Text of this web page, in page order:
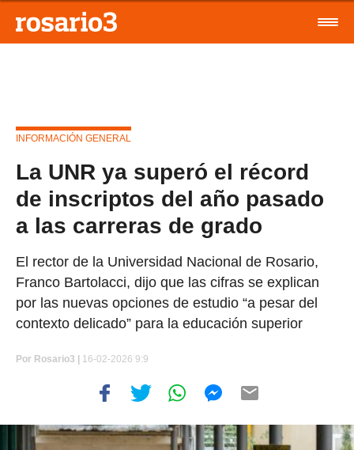
INFORMACIÓN GENERAL
La UNR ya superó el récord
de inscriptos del año pasado
a las carreras de grado
El rector de la Universidad Nacional de Rosario,
Franco Bartolacci, dijo que las cifras se explican
por las nuevas opciones de estudio “a pesar del
contexto delicado” para la educación superior
Por Rosario3 | 16-02-2026 9:9